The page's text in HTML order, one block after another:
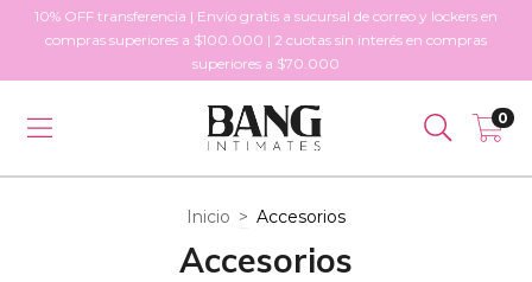
10% OFF transferencia | Envío gratis a sucursal de correo y lockers en
compras superiores a $100.000 | 2 cuotas sin interés en compras
superiores a $70.000
0
Inicio > Accesorios
Accesorios